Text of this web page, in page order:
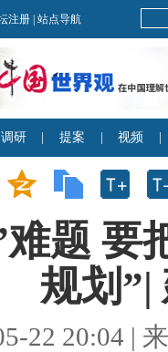
题 要
规划”|
22 20:04 |